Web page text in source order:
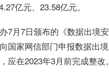
亿元、23.58亿元。
7月7日颁布的《数据出境
国家网信部门申报数据出
应在2023年3月前完成整改